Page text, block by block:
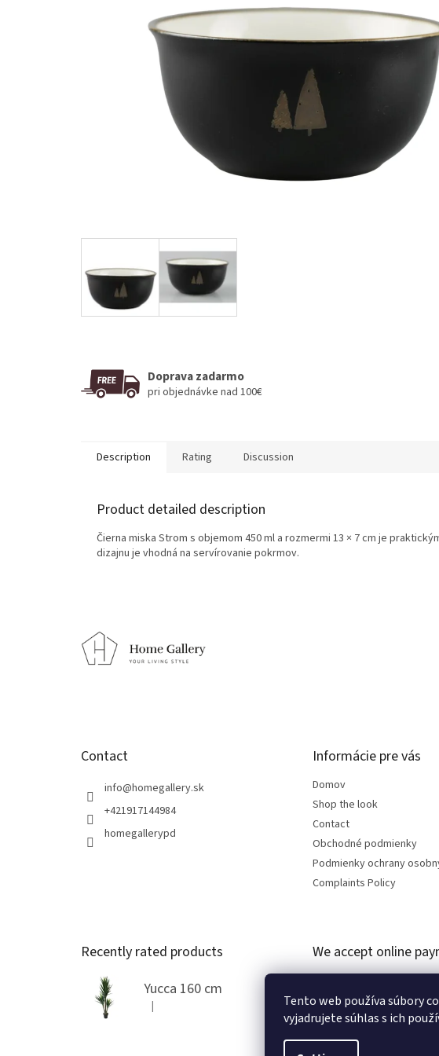
Tento web používa súbory
vyjadrujete súhlas s ich
Doprava zadarmo
pri objednávke nad 100€
Description Rating Discussion
Product detailed description
Čierna miska Strom s objemom 450 ml a rozmermi 13 × 7 cm je
dizajnu je vhodná na servírovanie pokrmov.
Contact
info@homegallery.sk
+421917144984
homegallerypd
Informácie pre vás
Domov
Shop the look
Contact
Obchodné podmienky
Podmienky ochrany
Complaints Policy
Recently rated products
Yucca 160 cm
The product rating is 5 out of 5 stars.
|
We accept online